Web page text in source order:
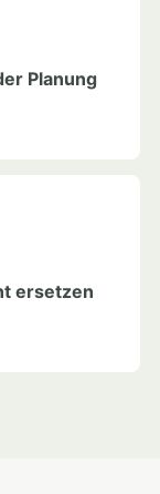
Planung
ersetzen